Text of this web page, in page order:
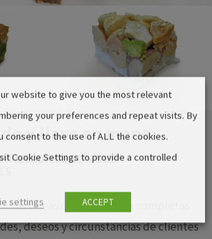
y llave en mano
MEDIDA SEGÚN SUS
líneas de producción completas
deseos y circunstancias de clientes
website to give you the most relevant
your preferences and repeat visits. By
consent to the use of ALL the cookies.
Cookie Settings to provide a controlled
settings
ACCEPT